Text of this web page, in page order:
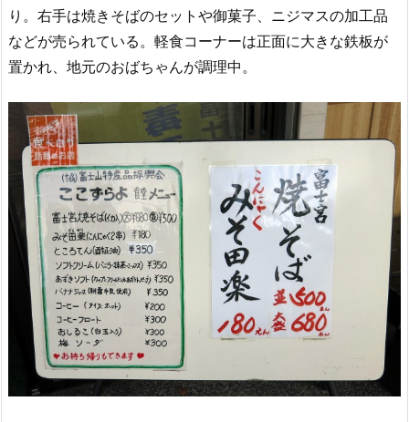
り。右手は焼きそばのセットや御菓子、ニジマスの加工品
などが売られている。軽食コーナーは正面に大きな鉄板が
置かれ、地元のおばちゃんが調理中。